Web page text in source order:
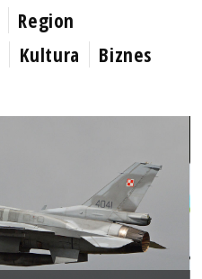
Region
Kultura
Biznes